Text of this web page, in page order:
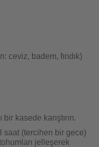
ceviz, badem, fındık)
kasede karıştırın.
saat (tercihen bir gece)
jelleşerek